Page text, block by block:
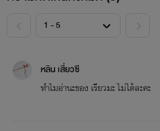
หลิน เสี่ยวซี
ทำไมอ่านะของ เรียวมะ ไม่ได้ละคะ